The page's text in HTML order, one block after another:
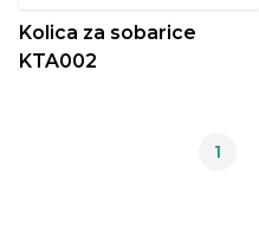
Kolica za sobarice
KTA002
1